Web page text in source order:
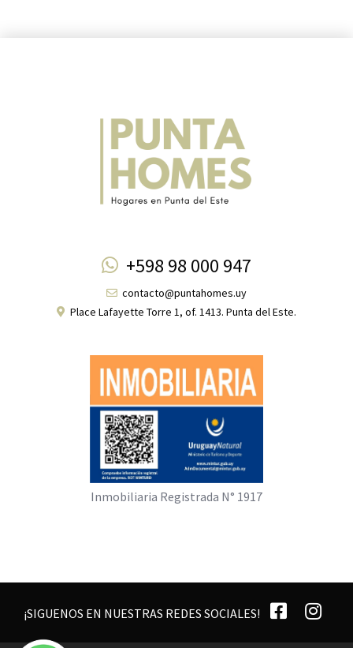
+598 98 000 947
contacto@puntahomes.uy
Place Lafayette Torre 1, of. 1413. Punta del Este.
Inmobiliaria Registrada N° 1917
¡SIGUENOS EN NUESTRAS REDES SOCIALES!